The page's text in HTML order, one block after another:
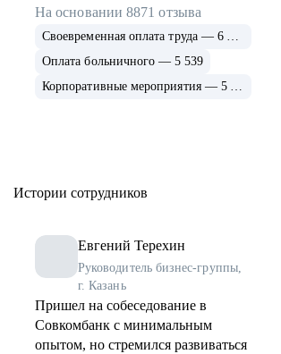
На основании8871 отзыва
Своевременная оплата труда — 6 915
Оплата больничного — 5 539
Корпоративные мероприятия — 5 339
Истории сотрудников
Евгений Терехин
Руководитель бизнес-группы,
г. Казань
Пришел на собеседование в
Совкомбанк с минимальным
опытом, но стремился развиваться